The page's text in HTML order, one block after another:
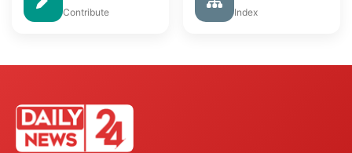
Contribute Index